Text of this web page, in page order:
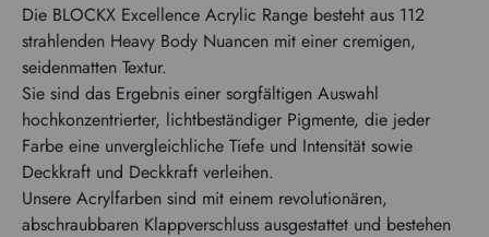
Die BLOCKX Excellence Acrylic Range besteht aus 112
strahlenden Heavy Body Nuancen mit einer cremigen,
seidenmatten Textur.
Sie sind das Ergebnis einer sorgfältigen Auswahl
hochkonzentrierter, lichtbeständiger Pigmente, die jeder
Farbe eine unvergleichliche Tiefe und Intensität sowie
Deckkraft und Deckkraft verleihen.
Unsere Acrylfarben sind mit einem revolutionären,
abschraubbaren Klappverschluss ausgestattet und bestehen